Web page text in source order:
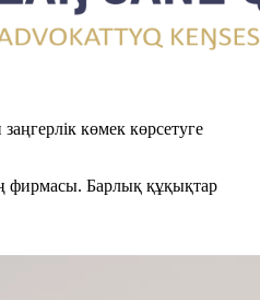
көмек көрсетуге
фирмасы. Барлық құқықтар